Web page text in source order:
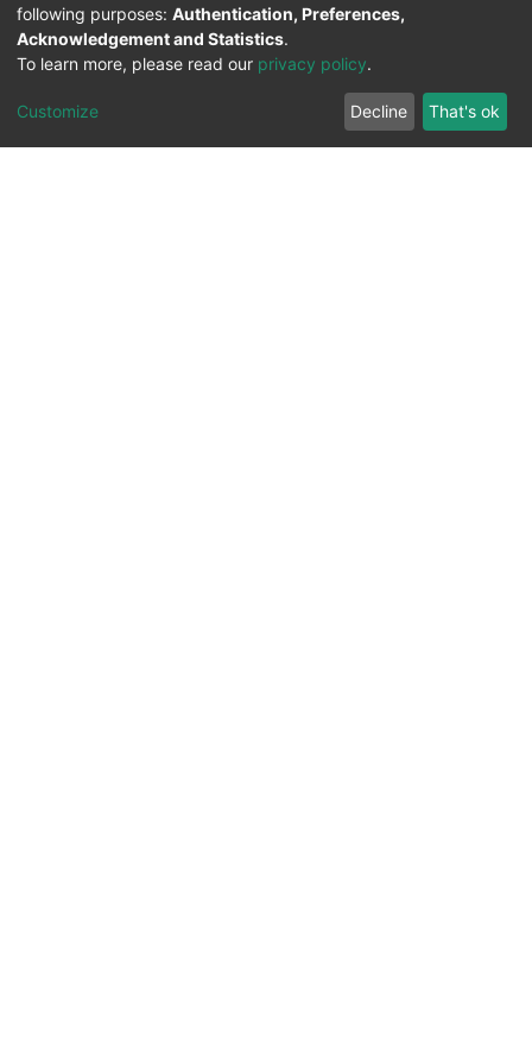
following purposes: Authentication, Preferences,
Acknowledgement and Statistics.
To learn more, please read our privacy policy.
Customize Decline That's ok